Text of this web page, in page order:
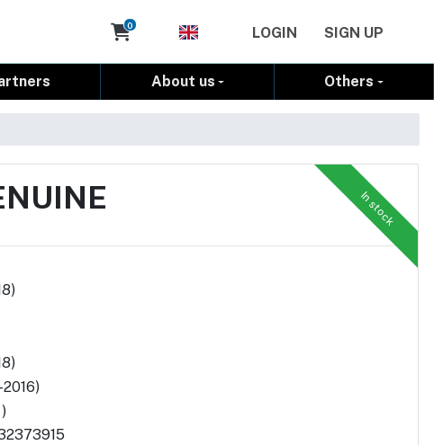
Cart
0 LOGIN SIGN UP
About us Others
In stock